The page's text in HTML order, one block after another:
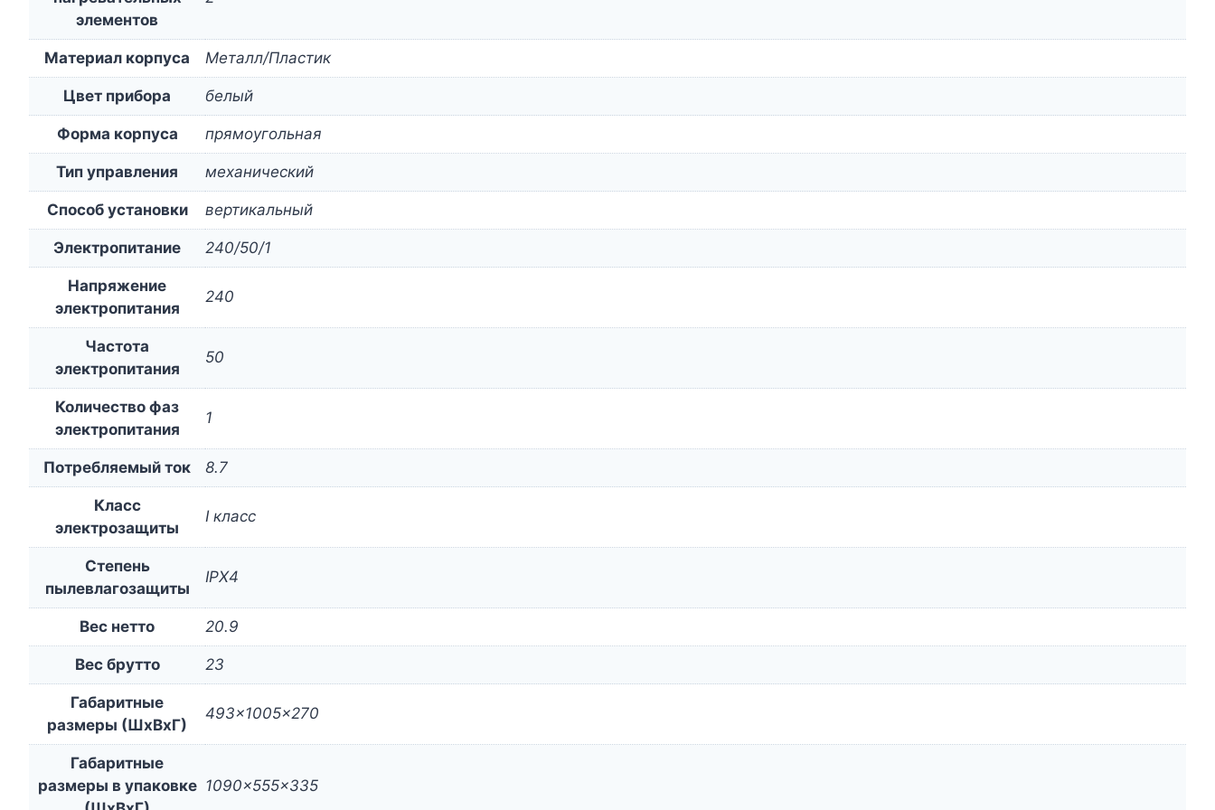
элементов
Материал корпуса Металл/Пластик
Цвет прибора белый
Форма корпуса прямоугольная
Тип управления механический
Способ установки вертикальный
Электропитание 240/50/1
Напряжение
электропитания
240
Частота
электропитания
50
Количество фаз
электропитания
1
Потребляемый ток 8.7
Класс
электрозащиты
I класс
Степень
пылевлагозащиты
IPX4
Вес нетто 20.9
Вес брутто 23
Габаритные
размеры (ШxВxГ)
493x1005x270
Габаритные
размеры в упаковке 1090x555x335